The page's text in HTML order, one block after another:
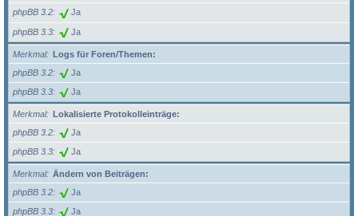
phpBB 3.2
Ja
phpBB 3.3 Ja
Merkmal
Logs für Foren/Themen:
phpBB 3.2
Ja
phpBB 3.3 Ja
Merkmal
Lokalisierte Protokolleinträge:
phpBB 3.2
Ja
phpBB 3.3 Ja
Merkmal
Ändern von Beiträgen:
phpBB 3.2
Ja
phpBB 3.3 Ja